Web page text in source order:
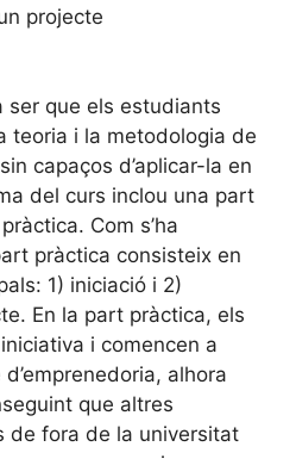
projecte
ser que els estudiants
teoria i la metodologia de
capaços d’aplicar-la en
del curs inclou una part
Com s’ha
pràctica consisteix en
1) iniciació i 2)
En la part pràctica, els
i comencen a
alhora
que altres
de fora de la universitat